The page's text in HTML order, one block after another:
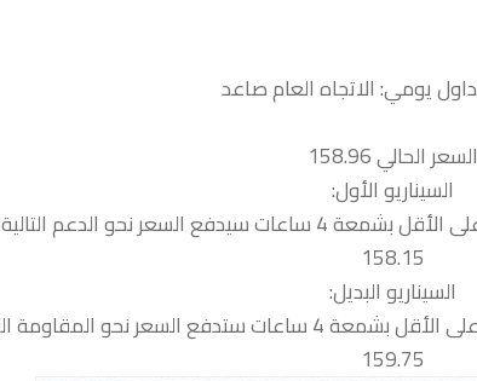
السعر الحالي 158.96
السيناريو الأول:
158.15
السيناريو البديل:
159.75